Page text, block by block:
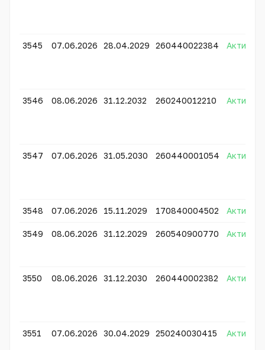
3545 07.06.2026 28.04.2029 260440022384 Активно
3546 08.06.2026 31.12.2032 260240012210 Активно
3547 07.06.2026 31.05.2030 260440001054 Активно
3548 07.06.2026 15.11.2029 170840004502 Активно
3549 08.06.2026 31.12.2029 260540900770 Активно
3550 08.06.2026 31.12.2030 260440002382 Активно
3551 07.06.2026 30.04.2029 250240030415 Активно